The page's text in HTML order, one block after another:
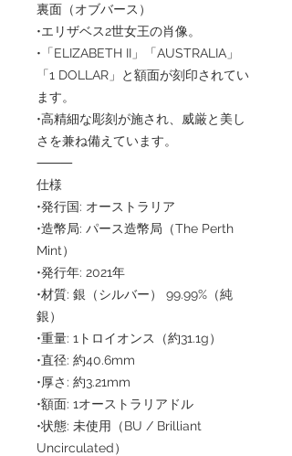
裏面（オブバース）
•エリザベス2世女王の肖像。
•「ELIZABETH II」「AUSTRALIA」
「1 DOLLAR」と額面が刻印されてい
ます。
•高精細な彫刻が施され、威厳と美し
さを兼ね備えています。
⸻
仕様
•発行国: オーストラリア
•造幣局: パース造幣局（The Perth
Mint）
•発行年: 2021年
•材質: 銀（シルバー） 99.99%（純
銀）
•重量: 1トロイオンス（約31.1g）
•直径: 約40.6mm
•厚さ: 約3.21mm
•額面: 1オーストラリアドル
•状態: 未使用（BU / Brilliant
Uncirculated）